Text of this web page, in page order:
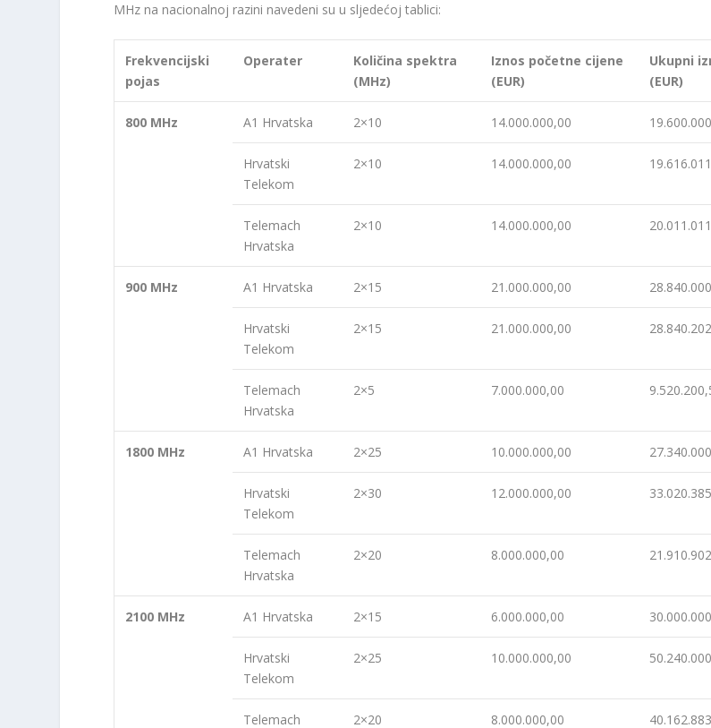
MHz na nacionalnoj razini navedeni su u sljedećoj tablici:
Frekvencijski
pojas
Operater
Količina spektra
(MHz)
Iznos početne cijene
(EUR)
Ukupni
(EUR)
800 MHz A1 Hrvatska 2×10 14.000.000,00
Hrvatski
Telekom
2×10 14.000.000,00
Telemach
Hrvatska
2×10 14.000.000,00
900 MHz A1 Hrvatska 2×15 21.000.000,00
Hrvatski
Telekom
2×15 21.000.000,00
Telemach
Hrvatska
2×5 7.000.000,00
1800 MHz A1 Hrvatska 2×25 10.000.000,00
Hrvatski
Telekom
2×30 12.000.000,00
Telemach
Hrvatska
2×20 8.000.000,00
2100 MHz A1 Hrvatska 2×15 6.000.000,00
Hrvatski
Telekom
2×25 10.000.000,00
Telemach 2×20 8.000.000,00